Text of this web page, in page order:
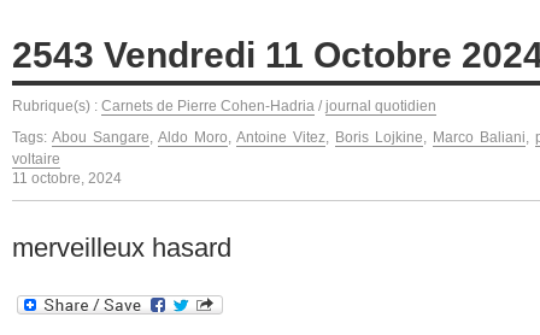
2543 Vendredi 11 Octobre
Rubrique(s) : Carnets de Pierre Cohen-Hadria / journal quotidien
Tags: Abou Sangare Aldo Moro Antoine Vitez Boris Lojkine Marco Baliani
voltaire
11 octobre, 2024
merveilleux hasard